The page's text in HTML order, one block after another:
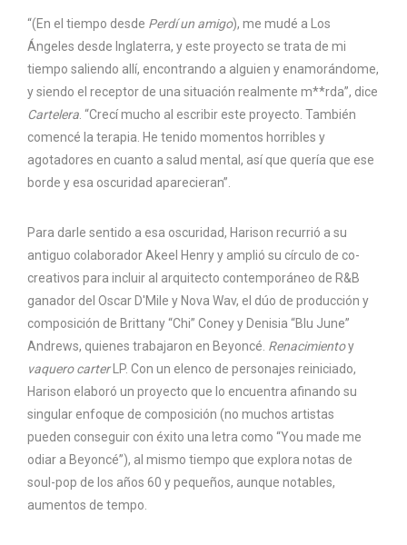
“(En el tiempo desde Perdí un amigo), me mudé a Los
Ángeles desde Inglaterra, y este proyecto se trata de mi
tiempo saliendo allí, encontrando a alguien y enamorándome,
y siendo el receptor de una situación realmente m**rda”, dice
Cartelera . “Crecí mucho al escribir este proyecto. También
comencé la terapia. He tenido momentos horribles y
agotadores en cuanto a salud mental, así que quería que ese
borde y esa oscuridad aparecieran”.
Para darle sentido a esa oscuridad, Harison recurrió a su
antiguo colaborador Akeel Henry y amplió su círculo de co-
creativos para incluir al arquitecto contemporáneo de R&B
ganador del Oscar D'Mile y Nova Wav, el dúo de producción y
composición de Brittany “Chi” Coney y Denisia “Blu June”
Andrews, quienes trabajaron en Beyoncé. Renacimientoy
vaquero carterLP. Con un elenco de personajes reiniciado,
Harison elaboró ​​un proyecto que lo encuentra afinando su
singular enfoque de composición (no muchos artistas
pueden conseguir con éxito una letra como “You made me
odiar a Beyoncé”), al mismo tiempo que explora notas de
soul-pop de los años 60 y pequeños, aunque notables,
aumentos de tempo.